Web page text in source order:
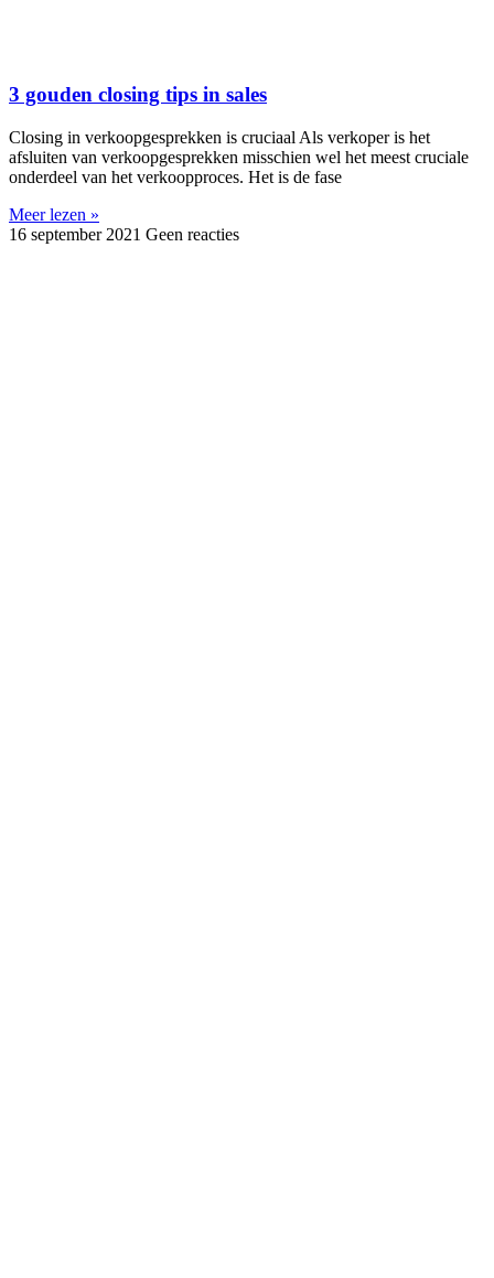
3 gouden closing tips in sales
Closing in verkoopgesprekken is cruciaal Als verkoper is het
afsluiten van verkoopgesprekken misschien wel het meest cruciale
onderdeel van het verkoopproces. Het is de fase
Meer lezen »
16 september 2021 Geen reacties